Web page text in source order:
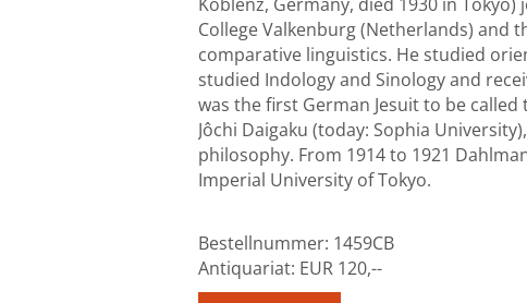
College Valkenburg (Netherlands) and
comparative linguistics. He studied
studied Indology and Sinology and
was the first German Jesuit to be
Jôchi Daigaku (today: Sophia
philosophy. From 1914 to 1921
Imperial University of Tokyo.
Bestellnummer: 1459CB
Antiquariat: EUR 120,--